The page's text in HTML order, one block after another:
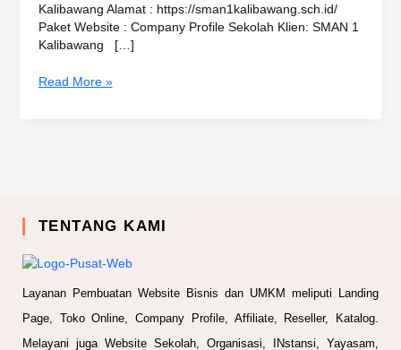
Kalibawang Alamat : https://sman1kalibawang.sch.id/
Paket Website : Company Profile Sekolah Klien: SMAN 1
Kalibawang […]
Read More »
TENTANG KAMI
Layanan Pembuatan Website Bisnis dan UMKM meliputi Landing
Page, Toko Online, Company Profile, Affiliate, Reseller, Katalog.
Melayani juga Website Sekolah, Organisasi, INstansi, Yayasam,